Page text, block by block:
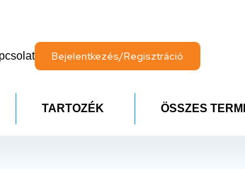
Bejelentkezés/Regisztráció
TARTOZÉK ÖSSZES